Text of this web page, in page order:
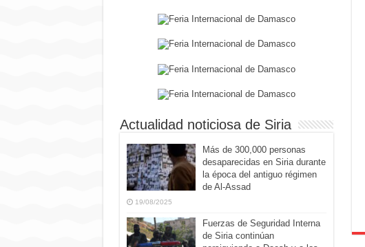
Actualidad noticiosa de Siria
Más de 300,000 personas
desaparecidas en Siria durante
la época del antiguo régimen
de Al-Assad
19/08/2025
Fuerzas de Seguridad Interna
de Siria continúan